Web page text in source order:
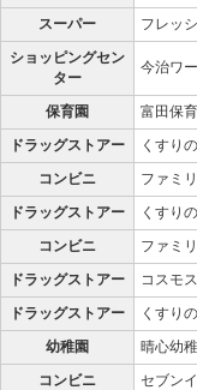
スーパー
フレッ
ショッピングセン
ター
今治ワ
保育園 富田保
ドラッグストアー
くすり
コンビニ
ファミ
ドラッグストアー
くすり
コンビニ
ファミ
ドラッグストアー
コスモ
ドラッグストアー
くすり
幼稚園
晴心幼
コンビニ
セブン